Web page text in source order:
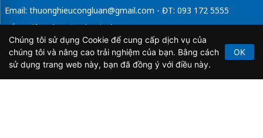
Email: thuonghieucongluan@gmail.com - ĐT: 093 172 5555
Tổng Biên Tập: Vũ Đức Thuận
Giấy phép hoạt động báo chí điện tử số 64/GP-BTTTT do Bộ
Thông tin và Truyền thông cấp ngày 21/2/2020.
Chúng tôi sử dụng Cookie để cung cấp dịch vụ của
chúng tôi và nâng cao trải nghiệm của bạn. Bằng cách
sử dụng trang web này, bạn đã đồng ý với điều này.
OK